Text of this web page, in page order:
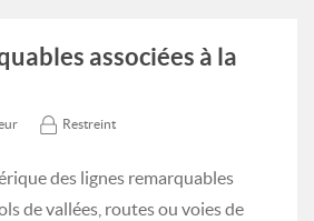
associées à la
Restreint
des lignes remarquables
de vallées, routes ou voies de